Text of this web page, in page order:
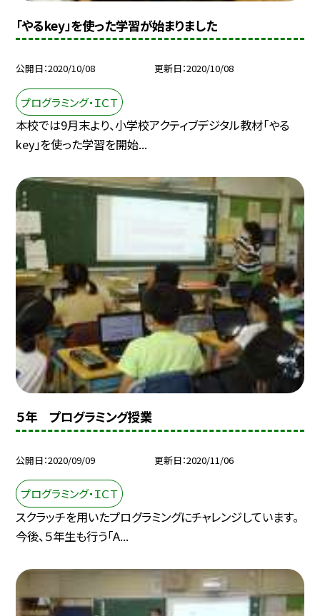
「やるkey」を使った学習が始まりました
公開日 2020/10/08 更新日 2020/10/08
プログラミング・ＩＣＴ
本校では9月末より、小学校アクティブデジタル教材「やる
key」を使った学習を開始...
５年 プログラミング授業
公開日 2020/09/09 更新日 2020/11/06
プログラミング・ＩＣＴ
スクラッチを用いたプログラミングにチャレンジしています。
今後、５年生も行う「A...